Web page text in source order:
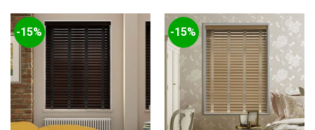
-15% -15%